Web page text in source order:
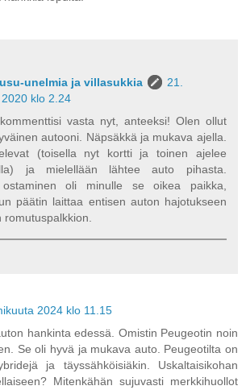
unelmia ja villasukkia
21.
klo 2.24
vasta nyt, anteeksi! Olen ollut
autooni. Näpsäkkä ja mukava ajella.
(toisella nyt kortti ja toinen ajelee
ja mielellään lähtee auto pihasta.
ostaminen oli minulle se oikea paikka,
päätin laittaa entisen auton hajotukseen
romutuspalkkion.
2024 klo 11.15
hankinta edessä. Omistin Peugeotin noin
Se oli hyvä ja mukava auto. Peugeotilta on
ja täyssähköisiäkin. Uskaltaisikohan
Mitenkähän sujuvasti merkkihuollot